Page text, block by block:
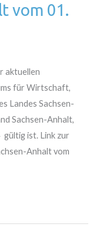
vom 01.
aktuellen
für Wirtschaft,
Landes Sachsen-
Sachsen-Anhalt,
ist. Link zur
Anhalt vom